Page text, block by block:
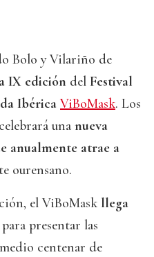
Bolo y Vilariño de
IX edición del Festival
Ibérica ViBoMask. Los
una nueva
anualmente atrae a
ourensano.
el ViBoMask llega
presentar las
centenar de